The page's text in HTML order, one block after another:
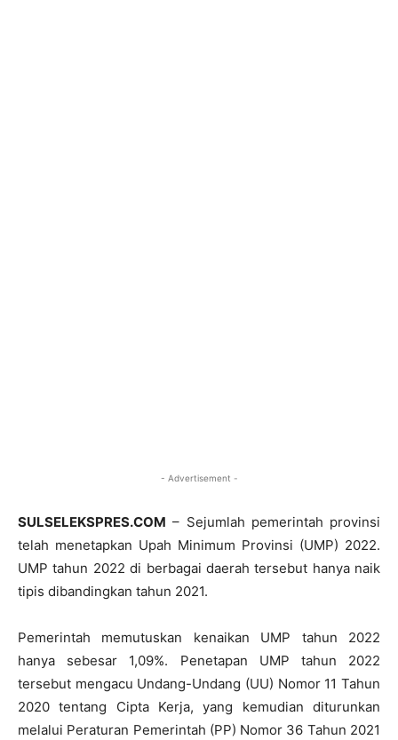
- Advertisement -
SULSELEKSPRES.COM – Sejumlah pemerintah provinsi
telah menetapkan Upah Minimum Provinsi (UMP) 2022.
UMP tahun 2022 di berbagai daerah tersebut hanya naik
tipis dibandingkan tahun 2021.
Pemerintah memutuskan kenaikan UMP tahun 2022
hanya sebesar 1,09%. Penetapan UMP tahun 2022
tersebut mengacu Undang-Undang (UU) Nomor 11 Tahun
2020 tentang Cipta Kerja, yang kemudian diturunkan
melalui Peraturan Pemerintah (PP) Nomor 36 Tahun 2021